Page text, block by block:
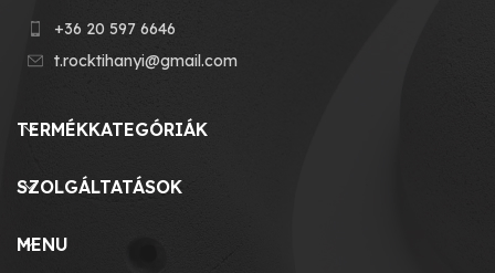
+36 20 597 6646
t.rocktihanyi@gmail.com
TERMÉKKATEGÓRIÁK
SZOLGÁLTATÁSOK
MENU